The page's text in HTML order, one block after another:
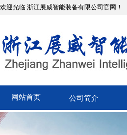
欢迎光临 浙江展威智能装备有限公司官网！
网站首页 公司简介